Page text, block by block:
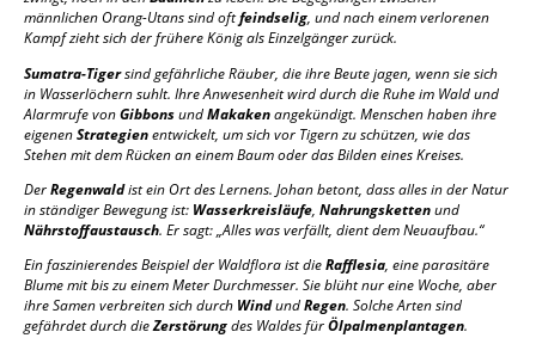
männlichen Orang-Utans sind oftfeindselig, und nach einem verlorenen
Kampf zieht sich der frühere König als Einzelgänger zurück.
Sumatra-Tigersind gefährliche Räuber, die ihre Beute jagen, wenn sie sich
in Wasserlöchern suhlt. Ihre Anwesenheit wird durch die Ruhe im Wald und
Alarmrufe vonGibbonsundMakakenangekündigt. Menschen haben ihre
eigenenStrategienentwickelt, um sich vor Tigern zu schützen, wie das
Stehen mit dem Rücken an einem Baum oder das Bilden eines Kreises.
DerRegenwaldist ein Ort des Lernens. Johan betont, dass alles in der Natur
in ständiger Bewegung ist: Wasserkreisläufe, Nahrungskettenund
Nährstoffaustausch. Er sagt: „Alles was verfällt, dient dem Neuaufbau.“
Ein faszinierendes Beispiel der Waldflora ist dieRafflesia, eine parasitäre
Blume mit bis zu einem Meter Durchmesser. Sie blüht nur eine Woche, aber
ihre Samen verbreiten sich durch WindundRegen. Solche Arten sind
gefährdet durch dieZerstörungdes Waldes fürÖlpalmenplantagen.